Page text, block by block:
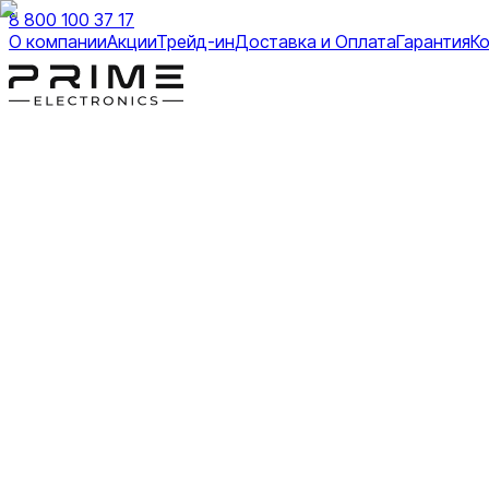
8 800 100 37 17
О компанииАкцииТрейд-инДоставка и ОплатаГарантия